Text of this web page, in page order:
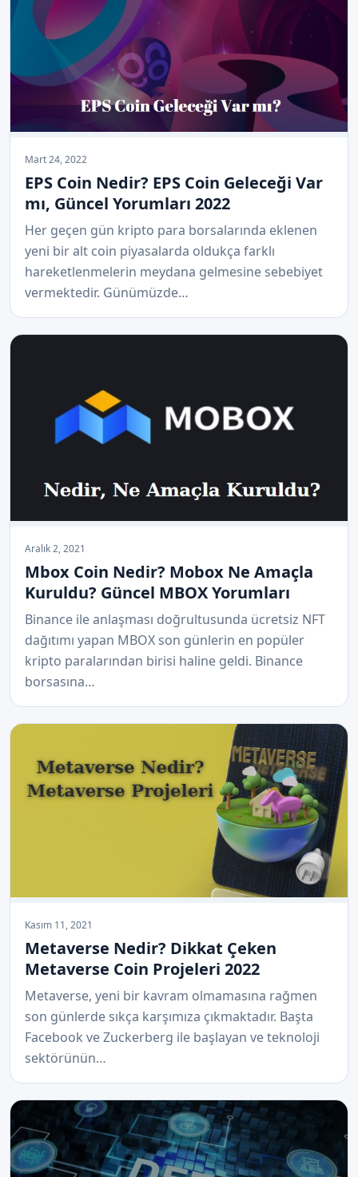
Mart 24, 2022
EPS Coin Nedir? EPS Coin Geleceği Var
mı, Güncel Yorumları 2022
Her geçen gün kripto para borsalarında eklenen
yeni bir alt coin piyasalarda oldukça farklı
hareketlenmelerin meydana gelmesine sebebiyet
vermektedir. Günümüzde…
Aralık 2, 2021
Mbox Coin Nedir? Mobox Ne Amaçla
Kuruldu? Güncel MBOX Yorumları
Binance ile anlaşması doğrultusunda ücretsiz NFT
dağıtımı yapan MBOX son günlerin en popüler
kripto paralarından birisi haline geldi. Binance
borsasına…
Kasım 11, 2021
Metaverse Nedir? Dikkat Çeken
Metaverse Coin Projeleri 2022
Metaverse, yeni bir kavram olmamasına rağmen
son günlerde sıkça karşımıza çıkmaktadır. Başta
Facebook ve Zuckerberg ile başlayan ve teknoloji
sektörünün…